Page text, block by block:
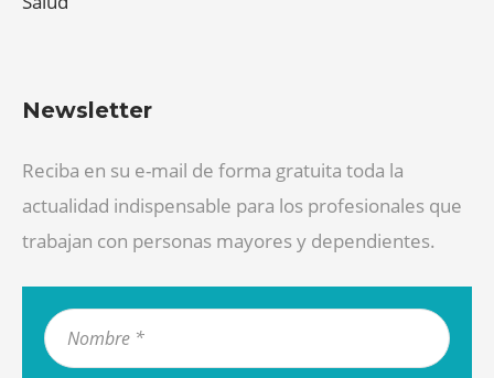
Newsletter
Reciba en su e-mail de forma gratuita toda la
actualidad indispensable para los profesionales que
trabajan con personas mayores y dependientes.